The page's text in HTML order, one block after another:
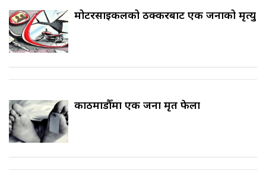
मोटरसाइकलको ठक्करबाट एक जनाको मृत्यु
काठमाडौँमा एक जना मृत फेला